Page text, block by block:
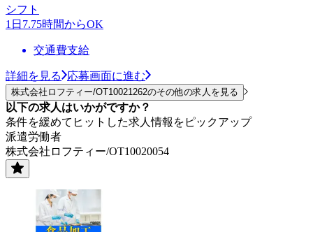
シフト
1日7.75時間からOK
交通費支給
詳細を見る 応募画面に進む
株式会社ロフティー/OT10021262のその他の求人を見る
以下の求人はいかがですか？
条件を緩めてヒットした求人情報をピックアップ
派遣労働者
株式会社ロフティー/OT10020054